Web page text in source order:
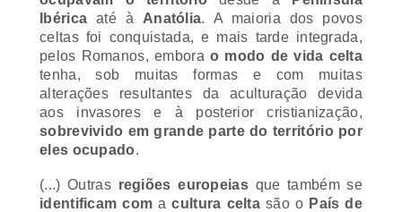
celtas foi conquistada, e mais tarde integrada,
pelos Romanos, embora o modo de vida celta
tenha, sob muitas formas e com muitas
alterações resultantes da aculturação devida
aos invasores e à posterior cristianização,
sobrevivido em grande parte do território por
eles ocupado.
identificam
coma cultura celtasão oPaís de
Gales, uma entidade subnacional do Reino